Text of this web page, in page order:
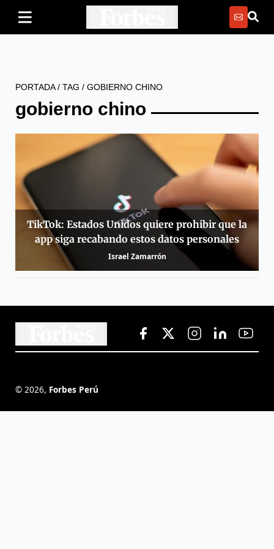
PORTADA/ TAG / GOBIERNO CHINO
gobierno chino
TikTok: Estados Unidos quiere prohibir que la
app siga recabando estos datos personales
Israel Zamarrón
© 2026, Forbes Perú